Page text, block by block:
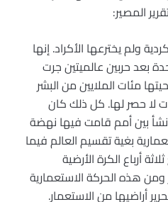
المصير:
ولم يخترعها الأكراد. إنها
بعد حربين عالميتين جرت
مئات الملايين من البشر
لا حصر لها. كل ذلك كان
نشأ بين أمم قامت فيها نهضة
بغية تقسيم العالم فيما
أرباع الكرة الأرضية
هذه الحركة الاستعمارية
أراضيها من الاستعمار.